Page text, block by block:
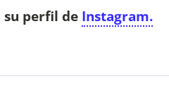
su perfil de Instagram.